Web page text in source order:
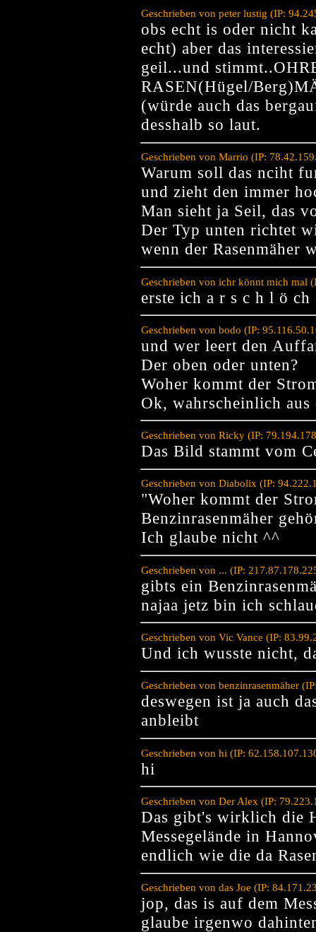
Geschrieben von peter lustig (IP:
obs echt is oder nicht
echt) aber das
geil...und
RASEN(Hügel/
(würde auch das
desshalb so laut.
Geschrieben von Marrio (IP:
Warum soll das nciht
und zieht den immer
Man sieht ja Seil, das
Der Typ unten richtet
wenn der Rasenmäher
Geschrieben von ichr könnt mich mal
erste ich a r s c h l ö ch
Geschrieben von bodo (IP:
und wer leert den
Der oben oder unten?
Woher kommt der
Ok, wahrscheinlich aus
Geschrieben von Ricky (IP:
Das Bild stammt vom
Geschrieben von Diabolix (IP:
"Woher kommt der
Benzinrasenmäher
Ich glaube nicht ^^
Geschrieben von ... (IP:
gibts ein
najaa jetz bin ich
Geschrieben von Vic Vance (IP:
Und ich wusste nicht,
Geschrieben von benzinrasenmäher
deswegen ist ja auch
anbleibt
Geschrieben von hi (IP:
hi
Geschrieben von Der Alex (IP:
Das gibt's wirklich die
Messegelände in
endlich wie die da
Geschrieben von das Joe (IP:
jop, das is auf dem
glaube irgenwo